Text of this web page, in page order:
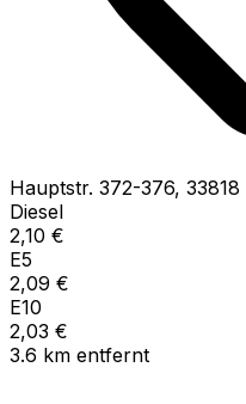
Hauptstr. 372-376, 33818
Diesel
2,10 €
E5
2,09 €
E10
2,03 €
3.6 km entfernt